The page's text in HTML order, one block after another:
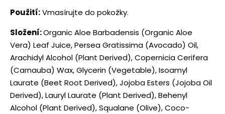
Použití:Vmasírujte do pokožky.
Složení:Organic Aloe Barbadensis (Organic Aloe
Vera) Leaf Juice, Persea Gratissima (Avocado) Oil,
Arachidyl Alcohol (Plant Derived), Copernicia Cerifera
(Carnauba) Wax, Glycerin (Vegetable), Isoamyl
Laurate (Beet Root Derived), Jojoba Esters (Jojoba Oil
Derived), Lauryl Laurate (Plant Derived), Behenyl
Alcohol (Plant Derived), Squalane (Olive), Coco-